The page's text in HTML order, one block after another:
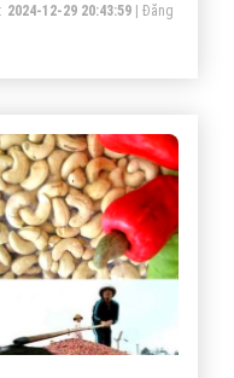
2024-12-29 20:43:59|Đăng